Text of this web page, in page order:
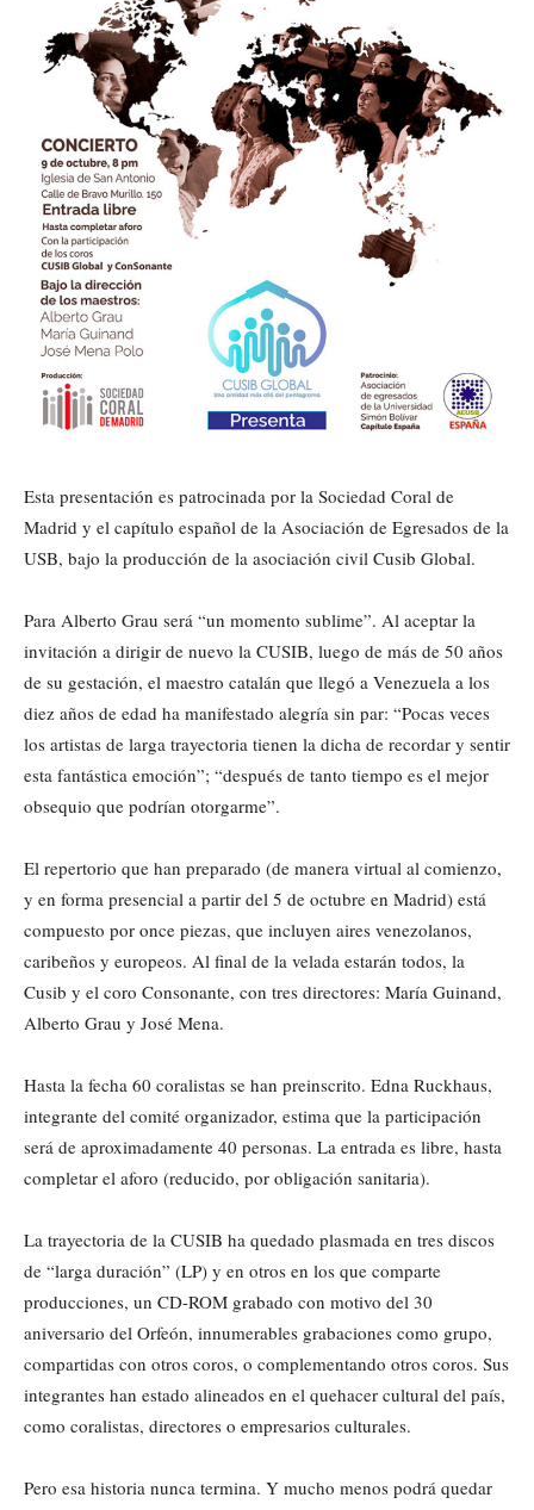
Esta presentación es patrocinada por la Sociedad Coral de
Madrid y el capítulo español de la Asociación de Egresados de la
USB, bajo la producción de la asociación civil Cusib Global.
Para Alberto Grau será “un momento sublime”. Al aceptar la
invitación a dirigir de nuevo la CUSIB, luego de más de 50 años
de su gestación, el maestro catalán que llegó a Venezuela a los
diez años de edad ha manifestado alegría sin par: “Pocas veces
los artistas de larga trayectoria tienen la dicha de recordar y sentir
esta fantástica emoción”; “después de tanto tiempo es el mejor
obsequio que podrían otorgarme”.
El repertorio que han preparado (de manera virtual al comienzo,
y en forma presencial a partir del 5 de octubre en Madrid) está
compuesto por once piezas, que incluyen aires venezolanos,
caribeños y europeos. Al final de la velada estarán todos, la
Cusib y el coro Consonante, con tres directores: María Guinand,
Alberto Grau y José Mena.
Hasta la fecha 60 coralistas se han preinscrito. Edna Ruckhaus,
integrante del comité organizador, estima que la participación
será de aproximadamente 40 personas. La entrada es libre, hasta
completar el aforo (reducido, por obligación sanitaria).
La trayectoria de la CUSIB ha quedado plasmada en tres discos
de “larga duración” (LP) y en otros en los que comparte
producciones, un CD-ROM grabado con motivo del 30
aniversario del Orfeón, innumerables grabaciones como grupo,
compartidas con otros coros, o complementando otros coros. Sus
integrantes han estado alineados en el quehacer cultural del país,
como coralistas, directores o empresarios culturales.
Pero esa historia nunca termina. Y mucho menos podrá quedar